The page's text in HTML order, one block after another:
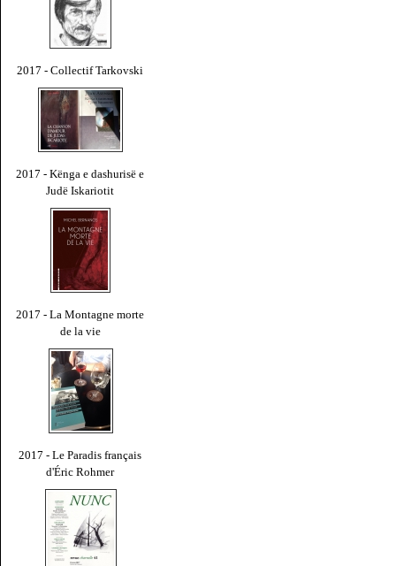
2017 - Collectif Tarkovski
2017 - Kënga e dashurisë e
Judë Iskariotit
2017 - La Montagne morte
de la vie
2017 - Le Paradis français
d'Éric Rohmer